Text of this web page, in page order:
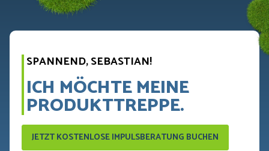
SPANNEND, SEBASTIAN!
ICH MÖCHTE MEINE
PRODUKTTREPPE.
JETZT KOSTENLOSE IMPULSBERATUNG BUCHEN